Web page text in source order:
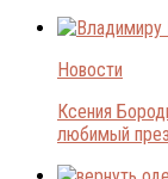
Новости
Ксения
любимый